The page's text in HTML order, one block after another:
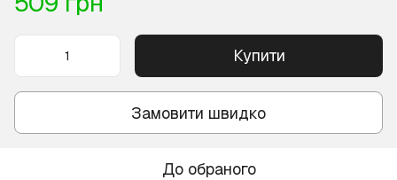
Купити
Замовити швидко
До обраного